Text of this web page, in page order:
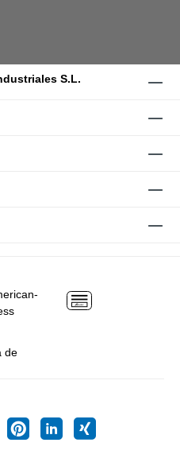
S.L.